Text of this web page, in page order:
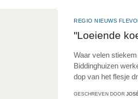
REGIO NIEUWS
"Loeiende
Waar velen
Biddinghuizen
dop van het flesje
GESCHREVEN DOOR